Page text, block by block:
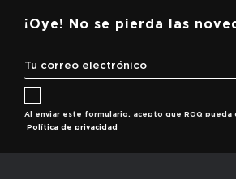
¡Oye! No se pierda las
Al enviar este formulario, acepto que ROQ pueda
Política de privacidad